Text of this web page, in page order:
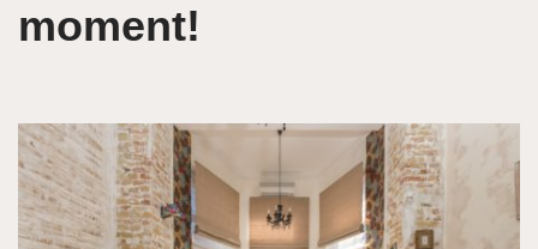
moment!